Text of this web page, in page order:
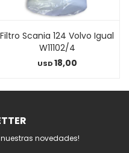
Filtro Scania 124 Volvo Igual
W11102/4
USD18,00
novedades!